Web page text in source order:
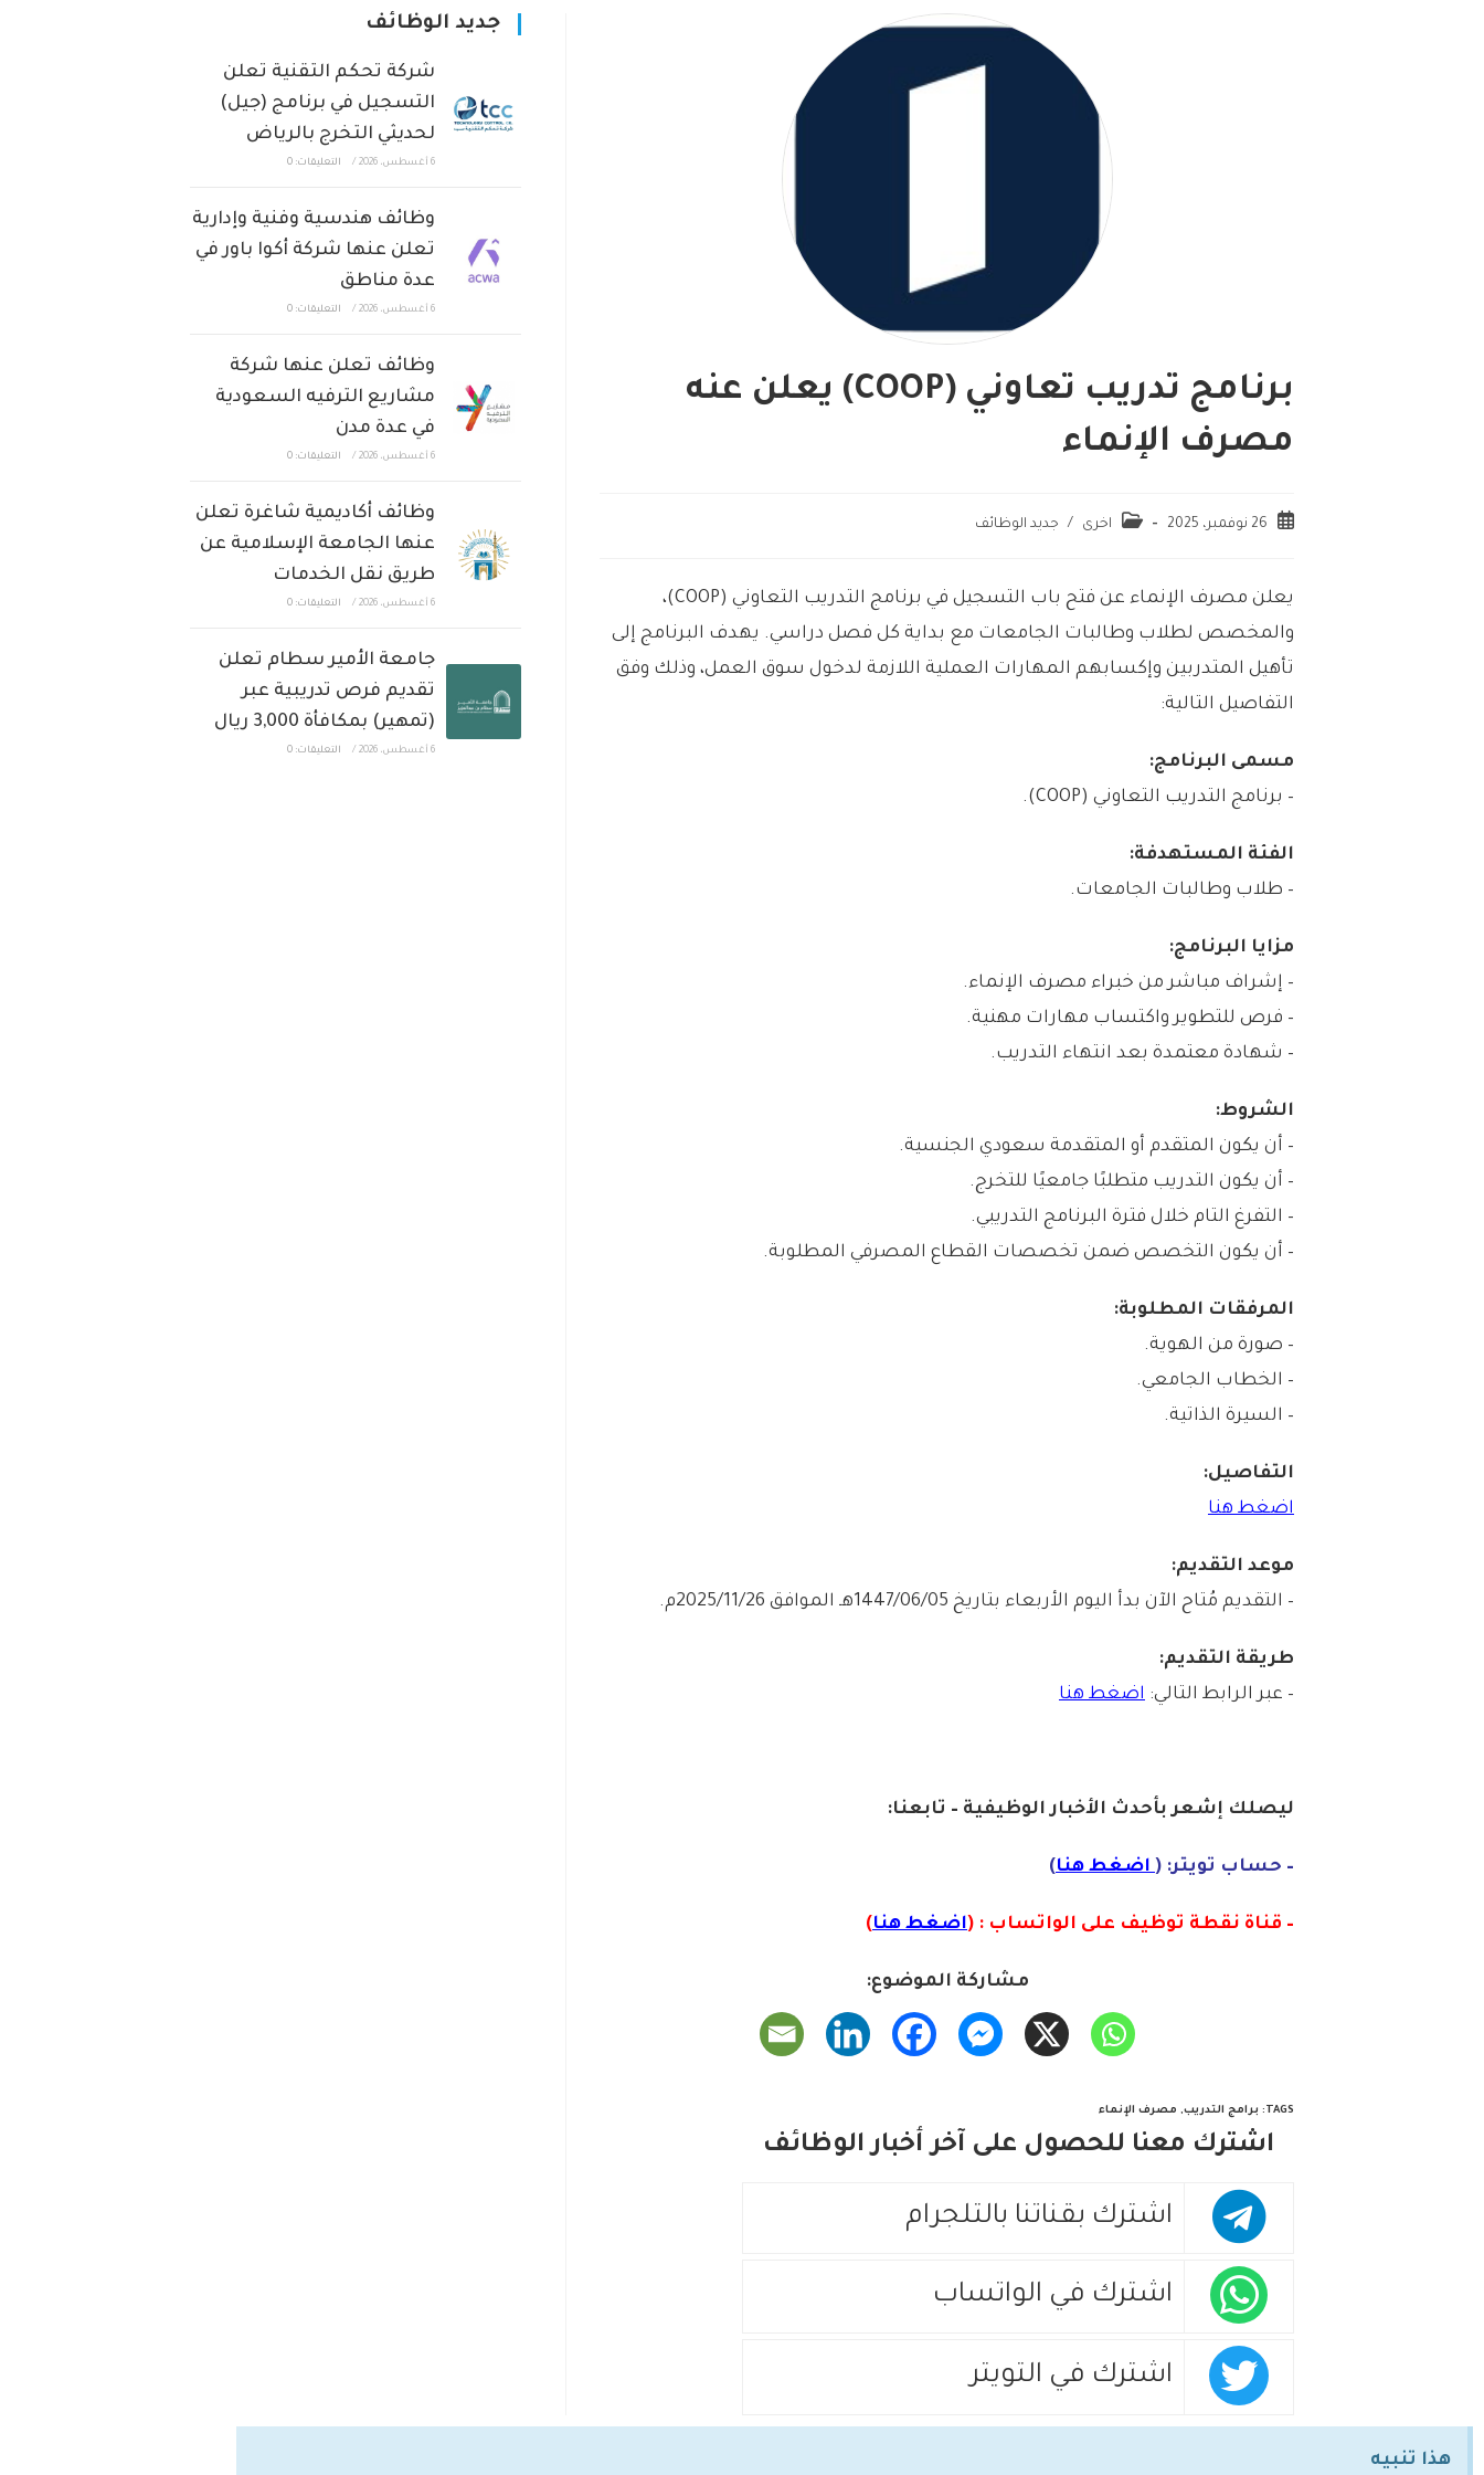
برنامج تدريب تعاوني (COOP) يعلن عنه
مصرف الإنماء
26 نوفمبر، 2025 اخرى / جديد الوظائف
يعلن مصرف الإنماء عن فتح باب التسجيل في برنامج التدريب التعاوني (COOP)،
والمخصص لطلاب وطالبات الجامعات مع بداية كل فصل دراسي. يهدف البرنامج إلى
تأهيل المتدربين وإكسابهم المهارات العملية اللازمة لدخول سوق العمل، وذلك وفق
التفاصيل التالية:
مسمى البرنامج:
– برنامج التدريب التعاوني (COOP).
الفئة المستهدفة:
– طلاب وطالبات الجامعات.
مزايا البرنامج:
– إشراف مباشر من خبراء مصرف الإنماء.
– فرص للتطوير واكتساب مهارات مهنية.
– شهادة معتمدة بعد انتهاء التدريب.
الشروط:
– أن يكون المتقدم أو المتقدمة سعودي الجنسية.
– أن يكون التدريب متطلبًا جامعيًا للتخرج.
– التفرغ التام خلال فترة البرنامج التدريبي.
– أن يكون التخصص ضمن تخصصات القطاع المصرفي المطلوبة.
المرفقات المطلوبة:
– صورة من الهوية.
– الخطاب الجامعي.
– السيرة الذاتية.
التفاصيل:
اضغط هنا
موعد التقديم:
– التقديم مُتاح الآن بدأ اليوم الأربعاء بتاريخ 1447/06/05هـ الموافق 2025/11/26م.
طريقة التقديم:
– عبر الرابط التالي: اضغط هنا
ليصلك إشعربأحدث الأخبار الوظيفية – تابعنا:
– حساب تويتر: (اضغط هنا)
– قناة نقطة توظيف على الواتساب : (اضغط هنا)
مشاركة الموضوع:
TAGS
: برامج التدريب, مصرف الإنماء
اشترك معنا للحصول على آخر أخبار الوظائف
اشترك بقناتنا بالتلجرام
اشترك في الواتساب
اشترك في التويتر
جديد الوظائف
شركة تحكم التقنية تعلن
التسجيل في برنامج (جيل)
لحديثي التخرج بالرياض
6 أغسطس، 2026 / التعليقات: 0
وظائف هندسية وفنية وإدارية
تعلن عنها شركة أكوا باور في
عدة مناطق
6 أغسطس، 2026 / التعليقات: 0
وظائف تعلن عنها شركة
مشاريع الترفيه السعودية
في عدة مدن
6 أغسطس، 2026 / التعليقات: 0
وظائف أكاديمية شاغرة تعلن
عنها الجامعة الإسلامية عن
طريق نقل الخدمات
6 أغسطس، 2026 / التعليقات: 0
جامعة الأمير سطام تعلن
تقديم فرص تدريبية عبر
(تمهير) بمكافأة 3,000 ريال
6 أغسطس، 2026 / التعليقات: 0
هذا تنبيه